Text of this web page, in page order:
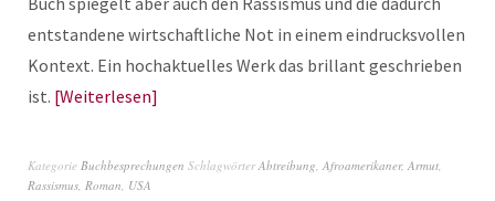
entstandene wirtschaftliche Not in einem eindrucksvollen
Kontext. Ein hochaktuelles Werk das brillant geschrieben
ist. Weiterlesen
Kategorie Buchbesprechungen SchlagwörterAbtreibung, Afroamerikaner, Armut,
Rassismus, Roman, USA